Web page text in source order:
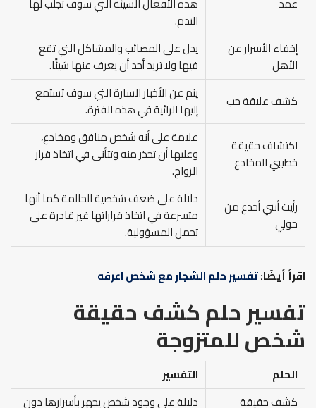
عمد
هذه الأفعال السيئة التي سوف تجلب لها
الندم.
إخفاء الأسرار عن
الأهل
يدل على المصائب والمشاكل التي تقع
فيها ولا تريد أحد أن يعرف عنها شيئًا.
كشف علاقة حب
ينم عن الأخبار السارة التي سوف تستمع
إليها الرائية في هذه الفترة.
اكتشاف حقيقة
خطيبي المخادع
علامة على أنه شخص منافق ومخادع،
وعليها أن تحذر منه وتتأنى في اتخاذ قرار
الزواج.
رأيت أنني أخدع من
حولي
دلالة على ضعف شخصية الحالمة كما أنها
متسرعة في اتخاذ قراراتها غير قادرة على
تحمل المسؤولية.
اقرأ أيضًا:تفسير حلم الشجار مع شخص اعرفه
تفسير حلم كشف حقيقة
شخص للمتزوجة
الحلم
التفسير
كشف حقيقة
دلالة على وجود شخص يجهر بأسرارها دون